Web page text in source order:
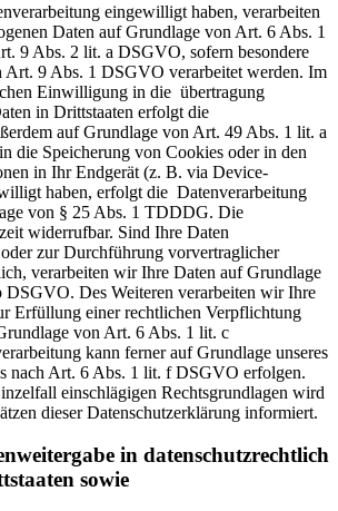
eingewilligt haben, verarbeiten
Daten auf Grundlage von Art. 6 Abs. 1
9 Abs. 2 lit. a DSGVO, sofern besondere
Art. 9 Abs. 1 DSGVO verarbeitet werden. Im
Einwilligung in die übertragung
in Drittstaaten erfolgt die
auf Grundlage von Art. 49 Abs. 1 lit. a
die Speicherung von Cookies oder in den
in Ihr Endgerät (z. B. via Device-
haben, erfolgt die Datenverarbeitung
von § 25 Abs. 1 TDDDG. Die
widerrufbar. Sind Ihre Daten
zur Durchführung vorvertraglicher
verarbeiten wir Ihre Daten auf Grundlage
DSGVO. Des Weiteren verarbeiten wir Ihre
Erfüllung einer rechtlichen Verpflichtung
von Art. 6 Abs. 1 lit. c
kann ferner auf Grundlage unseres
nach Art. 6 Abs. 1 lit. f DSGVO erfolgen.
einschlägigen Rechtsgrundlagen wird
dieser Datenschutzerklärung informiert.
in datenschutzrechtlich
sowie